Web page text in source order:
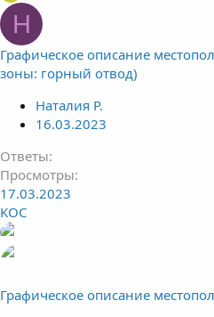
Н
Графическое описание
зоны: горный отвод)
Наталия Р.
16.03.2023
Ответы
Просмотры
17.03.2023
KOC
Графическое описание